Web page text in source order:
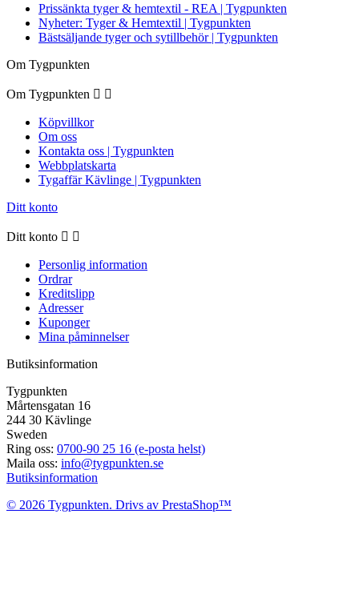
Prissänkta tyger & hemtextil - REA | Tygpunkten
Nyheter: Tyger & Hemtextil | Tygpunkten
Bästsäljande tyger och sytillbehör | Tygpunkten
Om Tygpunkten
Om Tygpunkten  
Köpvillkor
Om oss
Kontakta oss | Tygpunkten
Webbplatskarta
Tygaffär Kävlinge | Tygpunkten
Ditt konto
Ditt konto  
Personlig information
Ordrar
Kreditslipp
Adresser
Kuponger
Mina påminnelser
Butiksinformation
Tygpunkten
Mårtensgatan 16
244 30 Kävlinge
Sweden
Ring oss: 0700-90 25 16 (e-posta helst)
Maila oss: info@tygpunkten.se
Butiksinformation
© 2026 Tygpunkten. Drivs av PrestaShop™